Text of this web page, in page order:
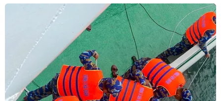
về Libya theo lời mời của nước chủ nhà Đức.